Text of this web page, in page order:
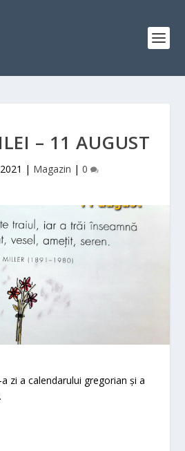
– 11 AUGUST
| Magazin | 0
zi a calendarului gregorian și a